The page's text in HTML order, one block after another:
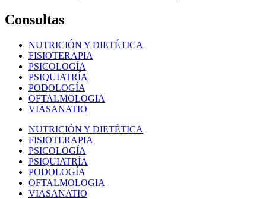
Consultas
NUTRICIÓN Y DIETÉTICA
FISIOTERAPIA
PSICOLOGÍA
PSIQUIATRÍA
PODOLOGÍA
OFTALMOLOGIA
VIASANATIO
NUTRICIÓN Y DIETÉTICA
FISIOTERAPIA
PSICOLOGÍA
PSIQUIATRÍA
PODOLOGÍA
OFTALMOLOGIA
VIASANATIO